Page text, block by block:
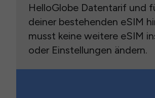
HelloGlobe Datentarif und
deiner bestehenden eSIM
musst keine weitere eSIM
oder Einstellungen ändern.